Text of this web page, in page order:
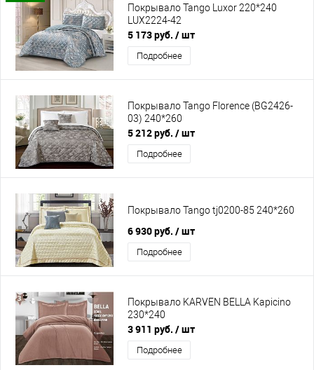
Покрывало Tango Luxor 220*240
LUX2224-42
5 173 руб. / шт
Подробнее
Покрывало Tango Florence (BG2426-
03) 240*260
5 212 руб. / шт
Подробнее
Покрывало Tango tj0200-85 240*260
6 930 руб. / шт
Подробнее
Покрывало KARVEN BELLA Kapicino
230*240
3 911 руб. / шт
Подробнее